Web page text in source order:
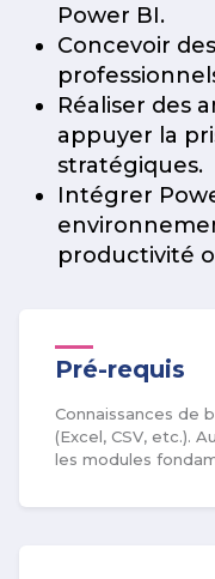
Power BI.
Concevoir
Réaliser des
appuyer la
stratégiques.
Intégrer
productivité
Pré-requis
Connaissances de
(Excel, CSV, etc.).
les modules